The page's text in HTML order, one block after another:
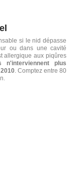
si le nid dépasse
ou dans une cavité
allergique aux piqûres
n'interviennent plus
. Comptez entre 80